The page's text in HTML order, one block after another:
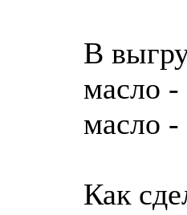
В
масло -
масло -
Как